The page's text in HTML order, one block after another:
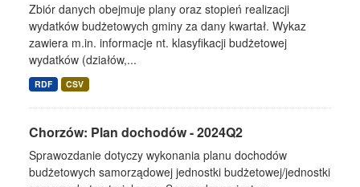
Zbiór danych obejmuje plany oraz stopień realizacji
wydatków budżetowych gminy za dany kwartał. Wykaz
zawiera m.in. informacje nt. klasyfikacji budżetowej
wydatków (działów,...
RDF CSV
Chorzów: Plan dochodów - 2024Q2
Sprawozdanie dotyczy wykonania planu dochodów
budżetowych samorządowej jednostki budżetowej/jednostki